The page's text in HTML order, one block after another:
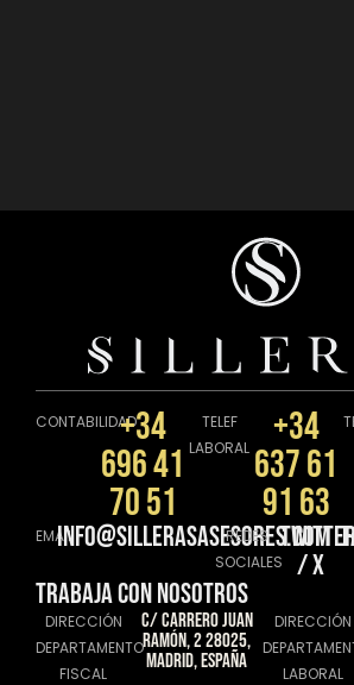
CONTABILIDAD+34
696 41
70 51
TELEF
LABORAL
+34
637 61
91 63
EMAILinfo@sillerasasesores.com
REDES
SOCIALES
/ X
TRABAJA CON NOSOTROS
DIRECCIÓN
DEPARTAMENTO
FISCAL
C/ Carrero Juan
Ramón, 2 28025,
Madrid, España
DIRECCIÓN
LABORAL